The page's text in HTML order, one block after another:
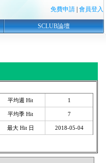
免費申請 會員登入
SCLUB論壇
平均週 Hit 1
平均季 Hit 7
最大 Hit 日 2018-05-04